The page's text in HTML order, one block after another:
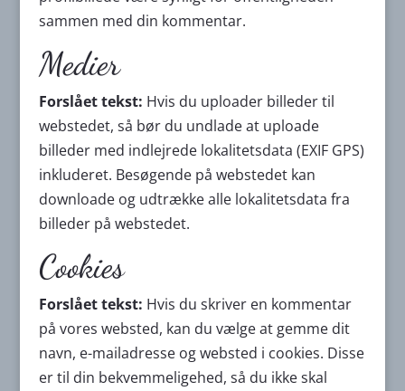
sammen med din kommentar.
Medier
Forslået tekst: Hvis du uploader billeder til
webstedet, så bør du undlade at uploade
billeder med indlejrede lokalitetsdata (EXIF GPS)
inkluderet. Besøgende på webstedet kan
downloade og udtrække alle lokalitetsdata fra
billeder på webstedet.
Cookies
Forslået tekst: Hvis du skriver en kommentar
på vores websted, kan du vælge at gemme dit
navn, e-mailadresse og websted i cookies. Disse
er til din bekvemmeligehed, så du ikke skal